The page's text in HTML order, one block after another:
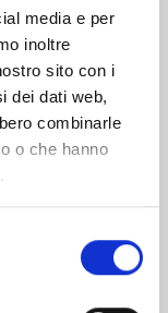
media e per
inoltre
sito con i
dei dati web,
combinarle
o che hanno